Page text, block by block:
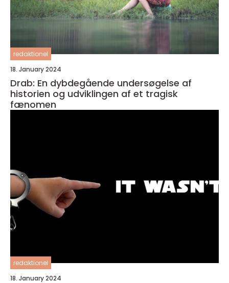
redaktionel
18. January 2024
Drab: En dybdegående undersøgelse af
historien og udviklingen af et tragisk
fænomen
redaktionel
18. January 2024